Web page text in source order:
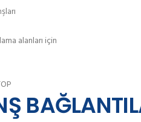
alanları için